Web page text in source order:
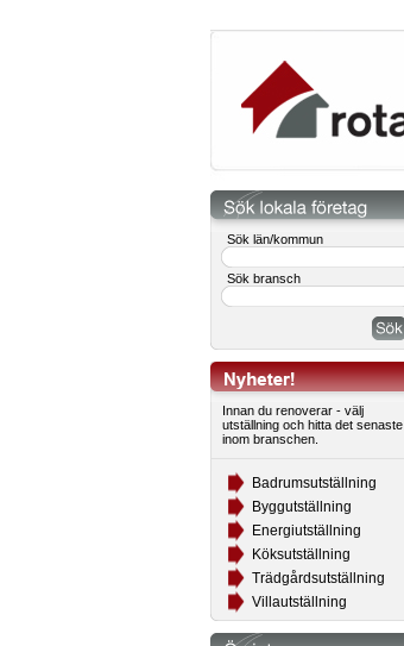
Sök län/kommun
Sök bransch
Innan du renoverar - välj
utställning och hitta det senaste
inom branschen.
Badrumsutställning
Byggutställning
Energiutställning
Köksutställning
Trädgårdsutställning
Villautställning